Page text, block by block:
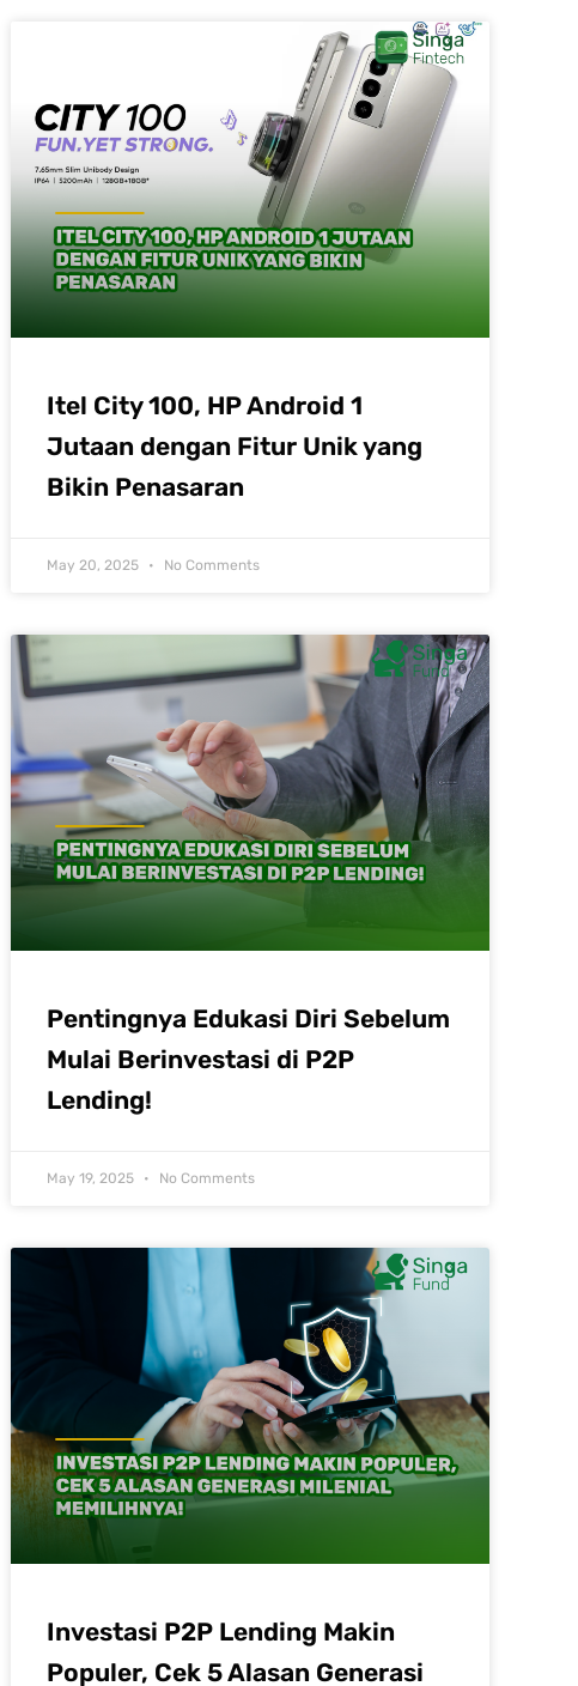
Itel City 100, HP Android 1
Jutaan dengan Fitur Unik yang
Bikin Penasaran
May 20, 2025 No Comments
Pentingnya Edukasi Diri Sebelum
Mulai Berinvestasi di P2P
Lending!
May 19, 2025 No Comments
Investasi P2P Lending Makin
Populer, Cek 5 Alasan Generasi